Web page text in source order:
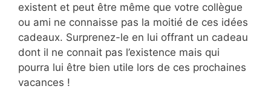
existent et peut être même que votre collègue
ou ami ne connaisse pas la moitié de ces idées
cadeaux. Surprenez-le en lui offrant un cadeau
dont il ne connait pas l’existence mais qui
pourra lui être bien utile lors de ces prochaines
vacances !